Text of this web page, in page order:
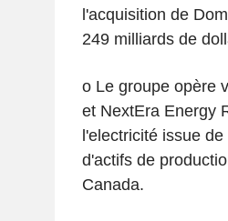
l'acquisition de
249 milliards de
o Le groupe opère
et NextEra Energy
l'electricité issue
d'actifs de
Canada.